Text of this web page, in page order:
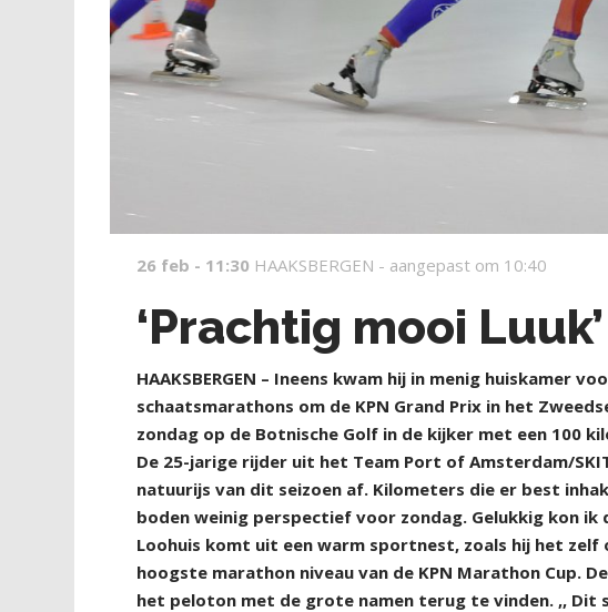
26 feb - 11:30 HAAKSBERGEN - aangepast om 10:40
‘Prachtig mooi Luuk’
HAAKSBERGEN – Ineens kwam hij in menig huiskamer
schaatsmarathons om de KPN Grand Prix in het
zondag op de Botnische Golf in de kijker met een 100
De 25-jarige rijder uit het Team Port of Amsterdam/
natuurijs van dit seizoen af. Kilometers die er best
boden weinig perspectief voor zondag. Gelukkig kon
Loohuis komt uit een warm sportnest, zoals hij het
hoogste marathon niveau van de KPN Marathon Cup.
het peloton met de grote namen terug te vinden. ,, Dit